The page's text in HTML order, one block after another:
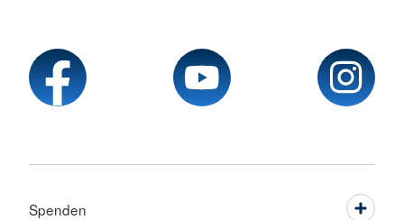
Spenden